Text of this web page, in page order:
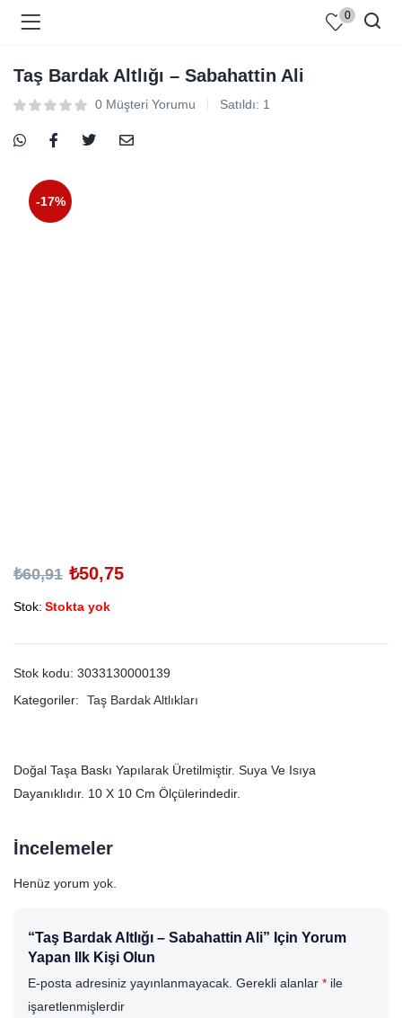
0
Taş Bardak Altlığı – Sabahattin Ali
0 Müşteri Yorumu Satıldı: 1
-17%
₺60,91 ₺50,75
Stok: Stokta yok
Stok kodu: 3033130000139
Kategoriler:
Taş Bardak Altlıkları
Doğal Taşa Baskı Yapılarak Üretilmiştir. Suya Ve Isıya
Dayanıklıdır. 10 X 10 Cm Ölçülerindedir.
İncelemeler
Henüz yorum yok.
“Taş Bardak Altlığı – Sabahattin Ali” Için Yorum
Yapan Ilk Kişi Olun
E-posta adresiniz yayınlanmayacak. Gerekli alanlar * ile
işaretlenmişlerdir